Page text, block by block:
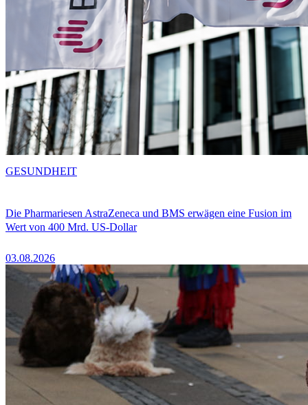
Die Pharmariesen AstraZeneca und BMS erwägen eine Fusion im
Wert von 400 Mrd. US-Dollar
03.08.2026
GESUNDHEIT